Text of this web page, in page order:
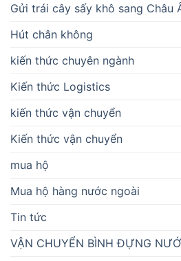
Gửi trái cây sấy khô sang Châu
Hút chân không
kiến thức chuyên ngành
Kiến thức Logistics
kiến thức vận chuyển
Kiến thức vận chuyển
mua hộ
Mua hộ hàng nước ngoài
Tin tức
VẬN CHUYỂN BÌNH ĐỰNG